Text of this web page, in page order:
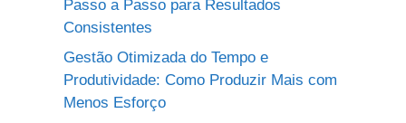
Passo a Passo para Resultados
Consistentes
Gestão Otimizada do Tempo e
Produtividade: Como Produzir Mais com
Menos Esforço